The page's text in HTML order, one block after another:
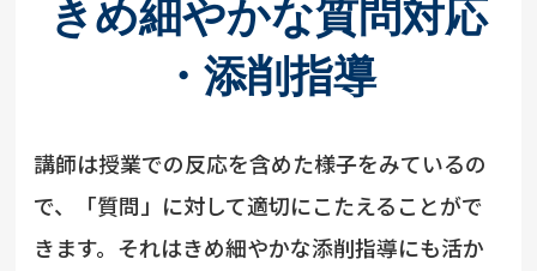
きめ細やかな質問対応
・添削指導
講師は授業での反応を含めた様子をみているの
で、「質問」に対して適切にこたえることがで
きます。それはきめ細やかな添削指導にも活か